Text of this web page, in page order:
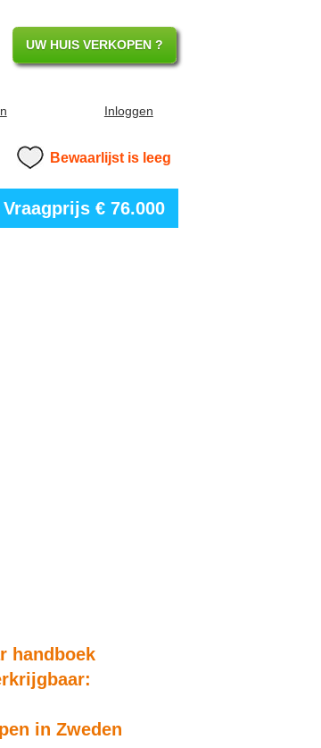
UW HUIS VERKOPEN ?
Inloggen
Bewaarlijst is leeg
Vraagprijs € 76.000
handboek
in Zweden